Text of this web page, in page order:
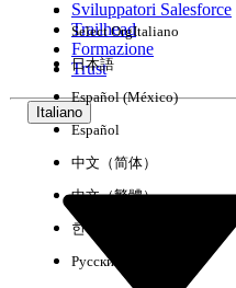
Esperienza
Sviluppatori Salesforce
Trailhead
Formazione
Trust
Italiano
Select OrgItaliano
日本語
Español (México)
Español
中文（简体）
中文（繁體）
한국어
Русский